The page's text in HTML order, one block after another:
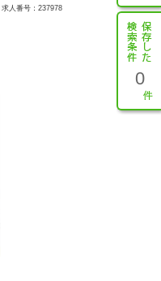
0
求人番号：237978